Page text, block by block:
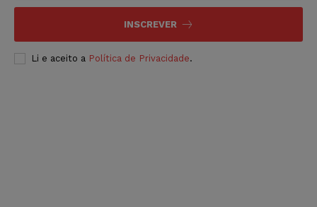
INSCREVER
Li e aceito a Política de Privacidade.